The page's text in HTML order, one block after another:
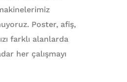
Poster, afiş,
farklı alanlarda
her çalışmayı